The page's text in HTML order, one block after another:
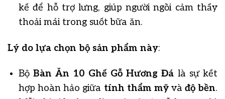
kế để hỗ trợ lưng, giúp người ngồi cảm thấy
thoải mái trong suốt bữa ăn.
Lý do lựa chọn bộ sản phẩm này:
BộBàn Ăn 10 Ghế Gỗ Hương Đá là sự kết
hợp hoàn hảo giữa tính thẩm mỹvà độ bền.